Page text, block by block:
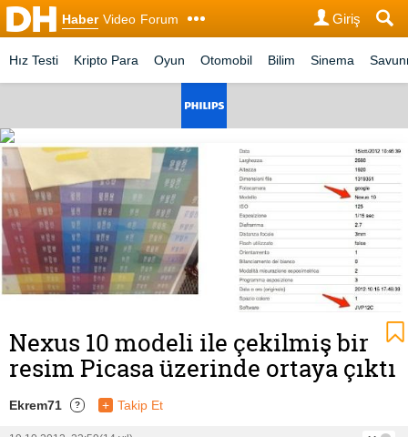
Haber Video Forum Giriş
Hız Testi Kripto Para Oyun Otomobil Bilim Sinema
Nexus 10 modeli ile çekilmiş bir
resim Picasa üzerinde ortaya çıktı
Ekrem71 ? + Takip Et